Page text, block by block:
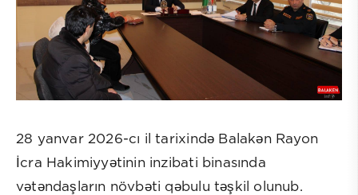
28 yanvar 2026-cı il tarixində Balakən Rayon
İcra Hakimiyyətinin inzibati binasında
vətəndaşların növbəti qəbulu təşkil olunub.